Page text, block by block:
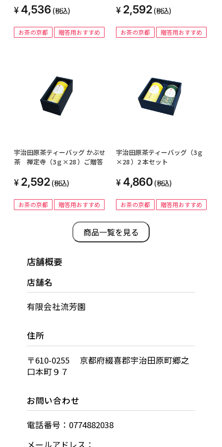
4,536 (税込)
お茶の京都 贈答用おすすめ
2,592 (税込)
お茶の京都 贈答用おすすめ
宇治田原茶ティーバッグ かぶせ
茶 禅定寺（3ｇ×28 ）ご贈答
2,592 (税込)
お茶の京都 贈答用おすすめ
宇治田原茶ティーバッグ（3ｇ
×28 ）2 本セット
4,860 (税込)
お茶の京都 贈答用おすすめ
商品一覧を見る
店舗概要
店舗名
有限会社流芳園
住所
〒610-0255 京都府綴喜郡宇治田原町郷之
口本町９７
お問い合わせ
電話番号：0774882038
メールアドレス：